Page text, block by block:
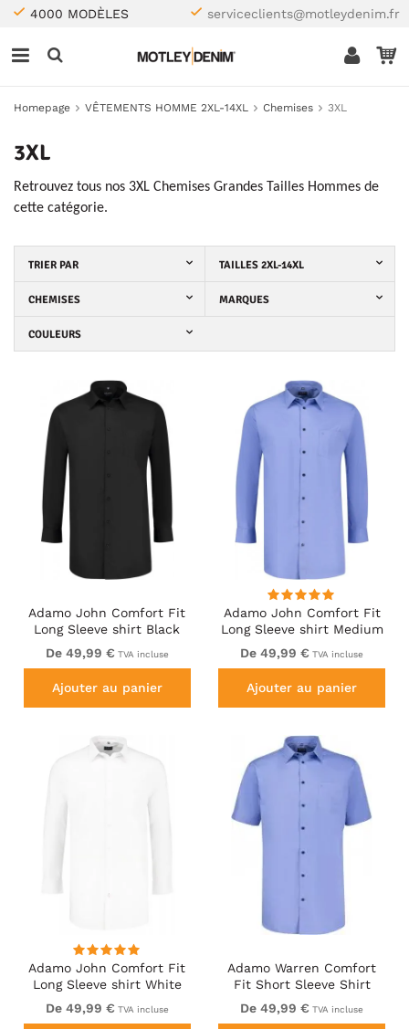
4000 MODÈLES serviceclients@motleydenim.fr
Homepage VÊTEMENTS HOMME 2XL-14XL Chemises 3XL
3XL
Retrouvez tous nos 3XL Chemises Grandes Tailles Hommes de
cette catégorie.
TRIER PAR TAILLES 2XL-14XL
CHEMISES MARQUES
COULEURS
Adamo John Comfort Fit
Long Sleeve shirt Black
De 49,99 € TVA incluse
Ajouter au panier
Adamo John Comfort Fit
Long Sleeve shirt Medium
Blue
De 49,99 € TVA incluse
Ajouter au panier
Adamo John Comfort Fit
Long Sleeve shirt White
De 49,99 € TVA incluse
Adamo Warren Comfort
Fit Short Sleeve Shirt
Medium Blue
De 49,99 € TVA incluse